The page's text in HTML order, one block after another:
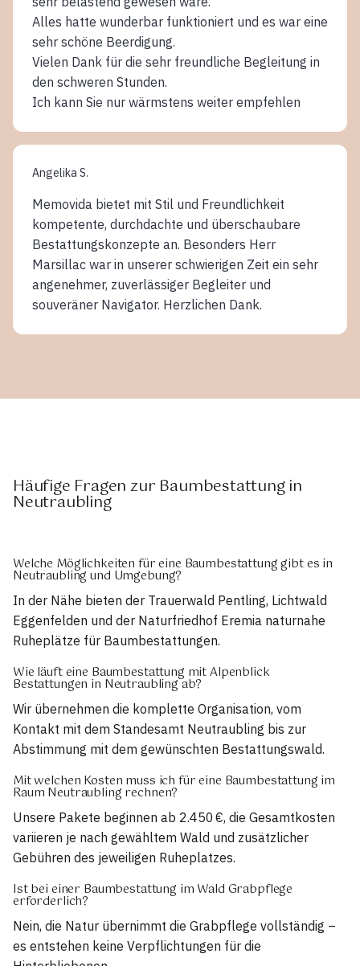
Alles hatte wunderbar funktioniert und es war eine
sehr schöne Beerdigung.
Vielen Dank für die sehr freundliche Begleitung in
den schweren Stunden.
Ich kann Sie nur wärmstens weiter empfehlen
Angelika S.
Memovida bietet mit Stil und Freundlichkeit
kompetente, durchdachte und überschaubare
Bestattungskonzepte an. Besonders Herr
Marsillac war in unserer schwierigen Zeit ein sehr
angenehmer, zuverlässiger Begleiter und
souveräner Navigator. Herzlichen Dank.
Häufige Fragen zur Baumbestattung in
Neutraubling
Welche Möglichkeiten für eine Baumbestattung gibt es in
Neutraubling und Umgebung?
In der Nähe bieten der Trauerwald Pentling, Lichtwald
Eggenfelden und der Naturfriedhof Eremia naturnahe
Ruheplätze für Baumbestattungen.
Wie läuft eine Baumbestattung mit Alpenblick
Bestattungen in Neutraubling ab?
Wir übernehmen die komplette Organisation, vom
Kontakt mit dem Standesamt Neutraubling bis zur
Abstimmung mit dem gewünschten Bestattungswald.
Mit welchen Kosten muss ich für eine Baumbestattung im
Raum Neutraubling rechnen?
Unsere Pakete beginnen ab 2.450 €, die Gesamtkosten
variieren je nach gewähltem Wald und zusätzlicher
Gebühren des jeweiligen Ruheplatzes.
Ist bei einer Baumbestattung im Wald Grabpflege
erforderlich?
Nein, die Natur übernimmt die Grabpflege vollständig –
es entstehen keine Verpflichtungen für die